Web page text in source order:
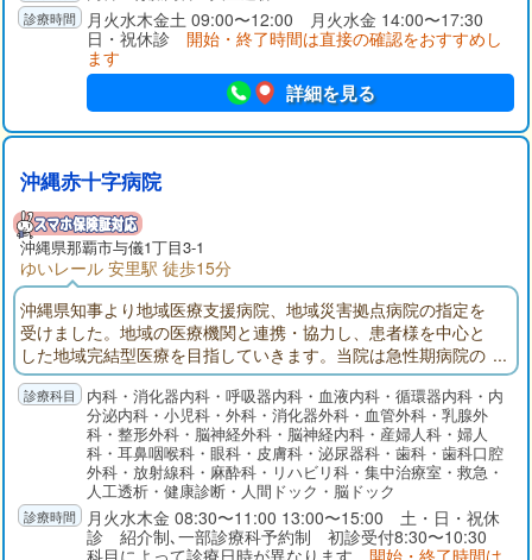
月火水木金土 09:00〜12:00 月火水金 14:00〜17:30
日・祝休診 開始・終了時間は直接の確認をおすすめし
ます
詳細を見る
沖縄赤十字病院
沖縄県那覇市与儀1丁目3-1
ゆいレール 安里駅 徒歩15分
沖縄県知事より地域医療支援病院、地域災害拠点病院の指定を
受けました。地域の医療機関と連携・協力し、患者様を中心と
した地域完結型医療を目指していきます。当院は急性期病院の
ため、精密検査や高度な治療、また緊急性の高い処置や治療が
必要な患者様を優先的に診療しているため、一般診療の患者様
をお待たせしてしまうことが多くあります。気になる症状があ
りましたら、まずは皆様のかかりつけ医にご相談ください。
内科・消化器内科・呼吸器内科・血液内科・循環器内科・内
分泌内科・小児科・外科・消化器外科・血管外科・乳腺外
科・整形外科・脳神経外科・脳神経内科・産婦人科・婦人
科・耳鼻咽喉科・眼科・皮膚科・泌尿器科・歯科・歯科口腔
外科・放射線科・麻酔科・リハビリ科・集中治療室・救急・
人工透析・健康診断・人間ドック・脳ドック
月火水木金 08:30〜11:00 13:00〜15:00 土・日・祝休
診 紹介制､一部診療科予約制 初診受付8:30〜10:30
科目によって診療日時が異なります 開始・終了時間は